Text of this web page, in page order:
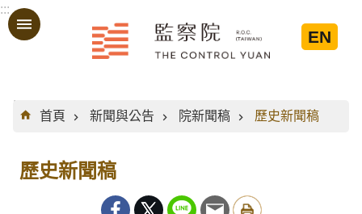
跳到主要內容區塊
:::
EN
:::
首頁
新聞與公告 院新聞稿 歷史新聞稿
歷史新聞稿